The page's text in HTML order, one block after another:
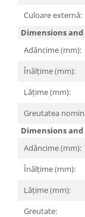
Culoare externă:
Dimensions
Adâncime (mm):
Înălțime (mm):
Lățime (mm):
Greutatea
Dimensions
Adâncime (mm):
Înălțime (mm):
Lățime (mm):
Greutate: